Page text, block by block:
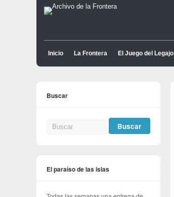
Inicio La Frontera El Juego del Legajo
Buscar
El paraíso de las islas